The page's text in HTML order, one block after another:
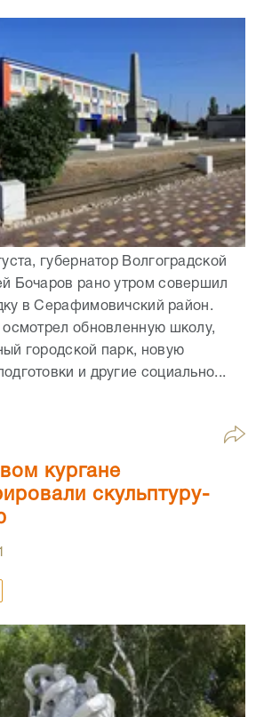
губернатор Волгоградской
Бочаров рано утром совершил
в Серафимовичский район.
осмотрел обновленную школу,
городской парк, новую
и другие социально...
кургане
скульптуру-